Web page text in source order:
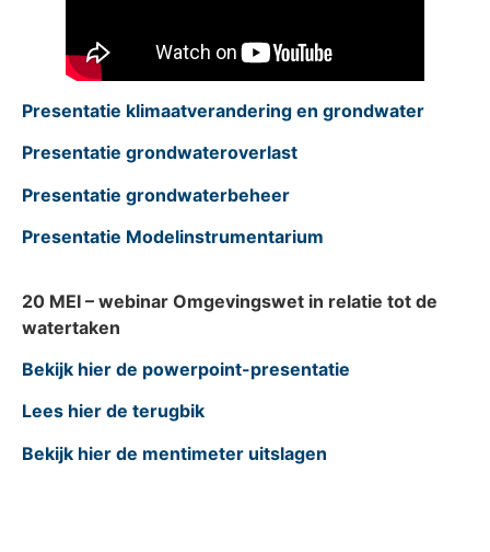
Presentatie klimaatverandering en grondwater
Presentatie grondwateroverlast
Presentatie grondwaterbeheer
Presentatie Modelinstrumentarium
20 MEI – webinar Omgevingswet in relatie tot de
watertaken
Bekijk hier de powerpoint-presentatie
Lees hier de terugbik
Bekijk hier de mentimeter uitslagen